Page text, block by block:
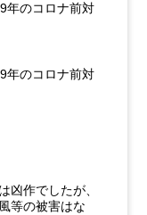
年のコロナ前対
年のコロナ前対
凶作でしたが、
等の被害はな